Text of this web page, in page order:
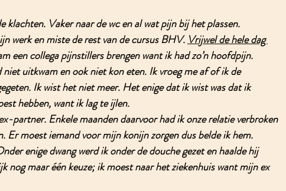
klachten. Vaker naar de wc en al wat pijn bij het plassen.
werk en miste de rest van de cursus BHV. Vrijwel de hele dag
een collega pijnstillers brengen want ik had zo’n hoofdpijn.
uitkwam en ook niet kon eten. Ik vroeg me af of ik de
Ik wist het niet meer. Het enige dat ik wist was dat ik
hebben, want ik lag te ijlen.
partner. Enkele maanden daarvoor had ik onze relatie verbroken
Er moest iemand voor mijn konijn zorgen dus belde ik hem.
enige dwang werd ik onder de douche gezet en haalde hij
nog maar één keuze; ik moest naar het ziekenhuis want mijn ex